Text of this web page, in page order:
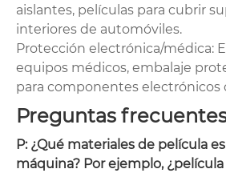
aislantes, películas para cubrir
interiores de automóviles.
Protección electrónica/médica:
equipos médicos, embalaje
para componentes electrónicos
Preguntas
P: ¿Qué materiales de película
máquina? Por ejemplo,